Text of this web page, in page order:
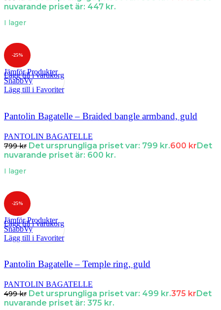
nuvarande priset är: 447 kr.
I lager
-25%
Jämför Produkter
SnabbVy
Lägg till i Favoriter
Lägg till i varukorg
Pantolin Bagatelle – Braided bangle armband, guld
PANTOLIN BAGATELLE
799kr Det ursprungliga priset var: 799 kr.600 krDet
nuvarande priset är: 600 kr.
I lager
-25%
Jämför Produkter
SnabbVy
Lägg till i Favoriter
Lägg till i varukorg
Pantolin Bagatelle – Temple ring, guld
PANTOLIN BAGATELLE
499kr Det ursprungliga priset var: 499 kr.375 krDet
nuvarande priset är: 375 kr.